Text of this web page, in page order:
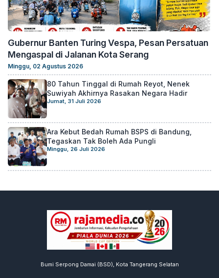
Gubernur Banten Turing Vespa, Pesan Persatuan
Mengaspal di Jalanan Kota Serang
Minggu, 02 Agustus 2026
80 Tahun Tinggal di Rumah Reyot, Nenek
Suwiyah Akhirnya Rasakan Negara Hadir
Jumat, 31 Juli 2026
Ara Kebut Bedah Rumah BSPS di Bandung,
Tegaskan Tak Boleh Ada Pungli
Minggu, 26 Juli 2026
Bumi Serpong Damai (BSD), Kota Tangerang Selatan